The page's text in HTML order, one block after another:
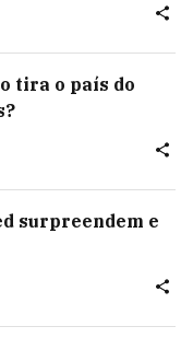
tira o país do
surpreendem e